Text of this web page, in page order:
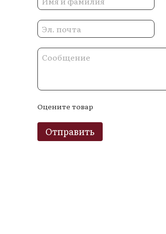
Оцените товар
Отправить